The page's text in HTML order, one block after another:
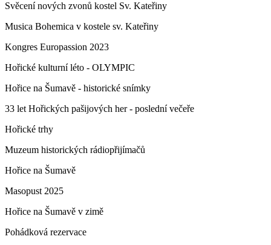
Svěcení nových zvonů kostel Sv. Kateřiny
Musica Bohemica v kostele sv. Kateřiny
Kongres Europassion 2023
Hořické kulturní léto - OLYMPIC
Hořice na Šumavě - historické snímky
33 let Hořických pašijových her - poslední večeře
Hořické trhy
Muzeum historických rádiopřijímačů
Hořice na Šumavě
Masopust 2025
Hořice na Šumavě v zimě
Pohádková rezervace